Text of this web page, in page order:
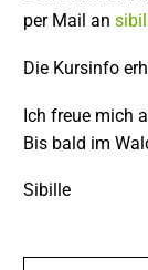
per Mail an
Die Kursinfo
Ich freue mich
Bis bald im
Sibille